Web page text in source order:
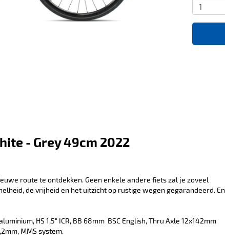
- Grey 49cm 2022
route te ontdekken. Geen enkele andere fiets zal je zoveel
de vrijheid en het uitzicht op rustige wegen gegarandeerd. En
HS 1,5" ICR, BB 68mm  BSC English, Thru Axle 12x142mm
MMS system.